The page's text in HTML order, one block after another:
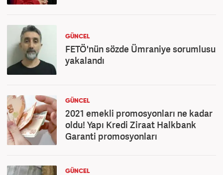
GÜNCEL
FETÖ'nün sözde Ümraniye sorumlusu
yakalandı
GÜNCEL
2021 emekli promosyonları ne kadar
oldu! Yapı Kredi Ziraat Halkbank
Garanti promosyonları
GÜNCEL